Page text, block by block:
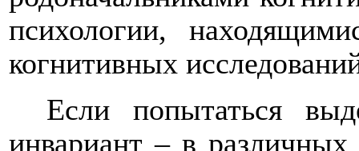
психологии,
когнитивных
Если попытаться
инвариант – в различных